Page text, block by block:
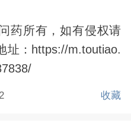
药所有，如有侵权请
址：https://m.toutiao.
收藏